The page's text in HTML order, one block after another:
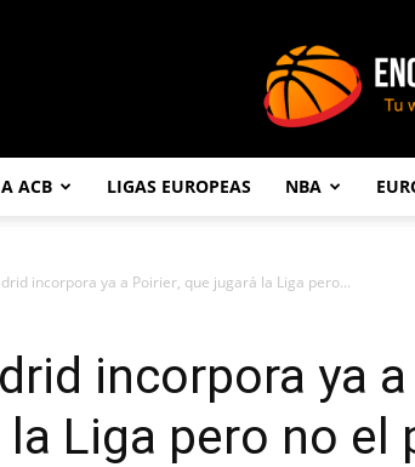
ACB LIGAS EUROPEAS NBA
incorpora ya a Poirier, que jugará la Liga pero...
incorpora ya
la Liga pero no el